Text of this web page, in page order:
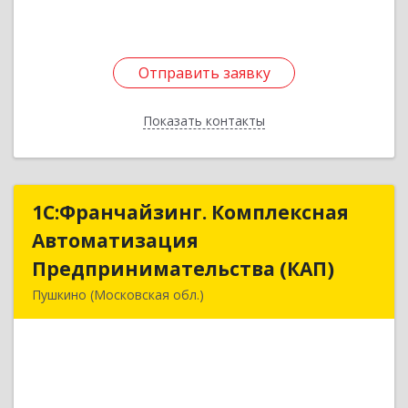
Отправить заявку
Показать контакты
Отправить заявку
Назад
1С:Франчайзинг. Комплексная
Автоматизация
Предпринимательства (КАП)
Пушкино (Московская обл.)
1С:Франчайзинг. Комплексная
Предпринимательства (КАП)